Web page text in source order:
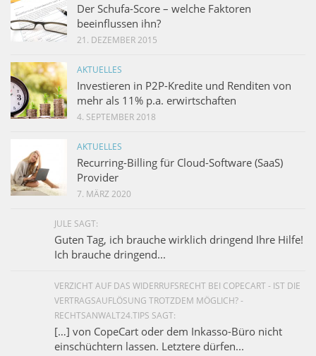
Der Schufa-Score – welche Faktoren
beeinflussen ihn?
21. DEZEMBER 2015
AKTUELLES
Investieren in P2P-Kredite und Renditen von
mehr als 11% p.a. erwirtschaften
4. SEPTEMBER 2018
AKTUELLES
Recurring-Billing für Cloud-Software (SaaS)
Provider
7. MÄRZ 2020
JULE SAGT:
Guten Tag, ich brauche wirklich dringend Ihre Hilfe!
Ich brauche dringend...
VERZICHT AUF DAS WIDERRUFSRECHT BEI COPECART - IST DIE
VERTRAGSAUFLÖSUNG TROTZDEM MÖGLICH? -
RECHTSANWALT24.TIPS SAGT:
[…] von CopeCart oder dem Inkasso-Büro nicht
einschüchtern lassen. Letztere dürfen...